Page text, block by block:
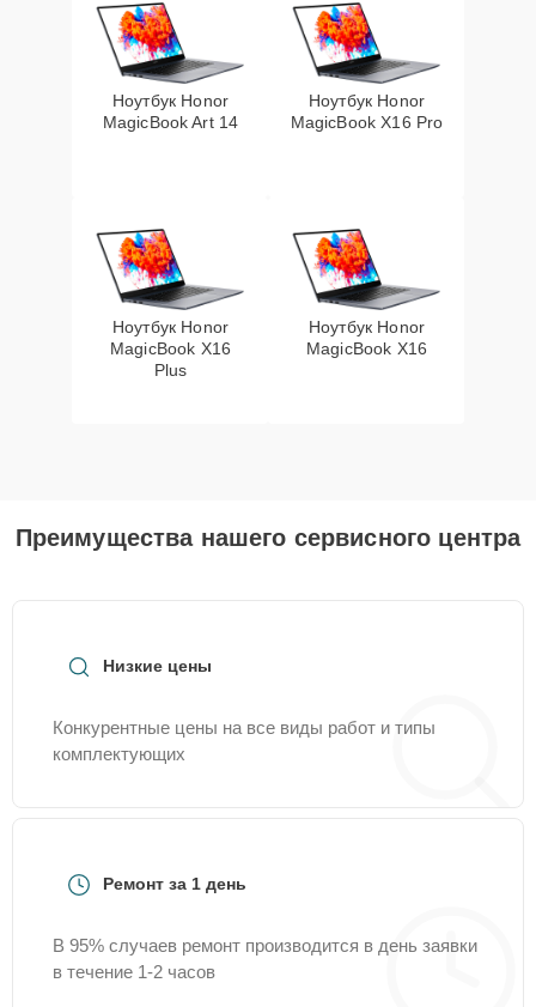
Ноутбук Honor
MagicBook Art 14
Ноутбук Honor
MagicBook X16 Pro
Ноутбук Honor
MagicBook X16
Plus
Ноутбук Honor
MagicBook X16
Преимущества нашего сервисного центра
Низкие цены
Конкурентные цены на все виды работ и типы
комплектующих
Ремонт за 1 день
В 95% случаев ремонт производится в день заявки
в течение 1-2 часов